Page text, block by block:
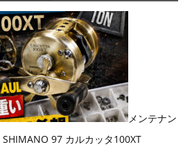
メンテナン
97 カルカッタ100XT